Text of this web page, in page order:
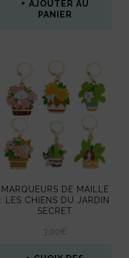
AJOUTER AU
PANIER
MARQUEURS DE MAILLE
: LES CHIENS DU JARDIN
SECRET
3,00€